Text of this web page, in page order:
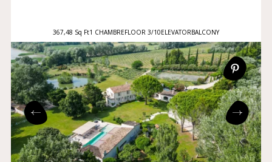
367,48 Sq Ft1 CHAMBREFLOOR 3/10ELEVATORBALCONY